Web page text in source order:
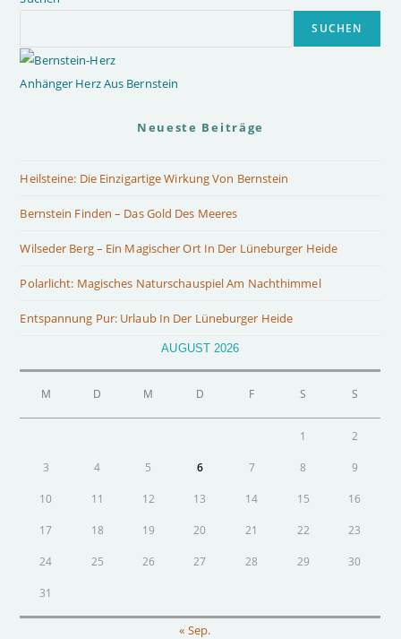
SUCHEN
Anhänger Herz Aus Bernstein
Neueste Beiträge
Heilsteine: Die Einzigartige Wirkung Von Bernstein
Bernstein Finden – Das Gold Des Meeres
Wilseder Berg – Ein Magischer Ort In Der Lüneburger Heide
Polarlicht: Magisches Naturschauspiel Am Nachthimmel
Entspannung Pur: Urlaub In Der Lüneburger Heide
AUGUST 2026
M D M D F S S
1 2
3 4 5 6 7 8 9
10 11 12 13 14 15 16
17 18 19 20 21 22 23
24 25 26 27 28 29 30
31
« Sep.